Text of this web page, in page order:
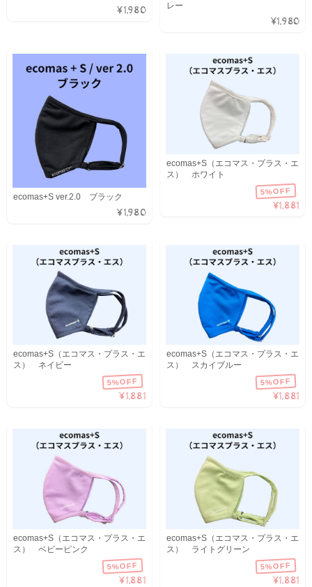
¥1,980
レー
¥1,980
ecomas+S ver.2.0 ブラック
¥1,980
ecomas+S（エコマス・プラス・エ
ス） ホワイト
5%OFF
¥1,881
ecomas+S（エコマス・プラス・エ
ス） ネイビー
5%OFF
¥1,881
ecomas+S（エコマス・プラス・エ
ス） スカイブルー
5%OFF
¥1,881
ecomas+S（エコマス・プラス・エ
ス） ベビーピンク
5%OFF
¥1,881
ecomas+S（エコマス・プラス・エ
ス） ライトグリーン
5%OFF
¥1,881